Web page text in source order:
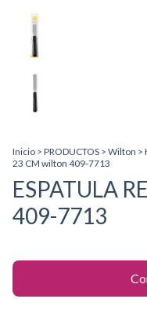
Inicio > PRODUCTOS > Wilton >
23 CM wilton 409-7713
ESPATULA
409-7713